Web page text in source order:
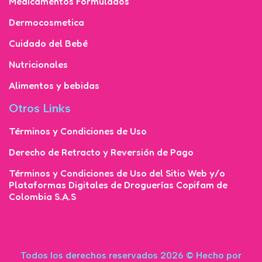
Dermocosmetica
Cuidado del Bebé
Nutricionales
Alimentos y bebidas
Otros Links
Términos y Condiciones de Uso
Derecho de Retracto y Reversión de Pago
Términos y Condiciones de Uso del Sitio Web y/o
Plataformas Digitales de Droguerías Copifam de
Colombia S.A.S
Todos los derechos reservados 2026 © Hecho por